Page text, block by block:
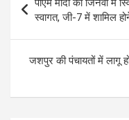
o
o
k
g
er
A
p
p
navigation
पीएम मोदी का जिनेवा में
स्वागत, जी-7 में शामिल
जशपुर की पंचायतों में लागू